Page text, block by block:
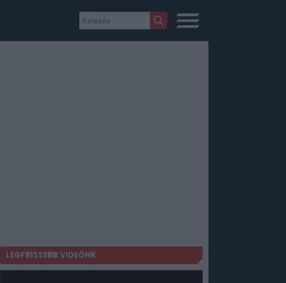
LEGFRISSEBB VIDEÓNK